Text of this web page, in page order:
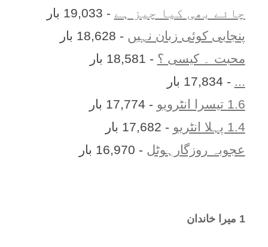
چائے بھی کیا چیز ہے - 19,033 بار
پنجابی کوئی زبان نہیں - 18,628 بار
محبت ۔ کیسی ؟ - 18,581 بار
... - 17,834 بار
1.6 تیسرا انٹرویو
- 17,774 بار
1.4 پہلا انٹریو
- 17,682 بار
عجوبہ روزگارہوٹل - 16,970 بار
1 ميرا خاندان